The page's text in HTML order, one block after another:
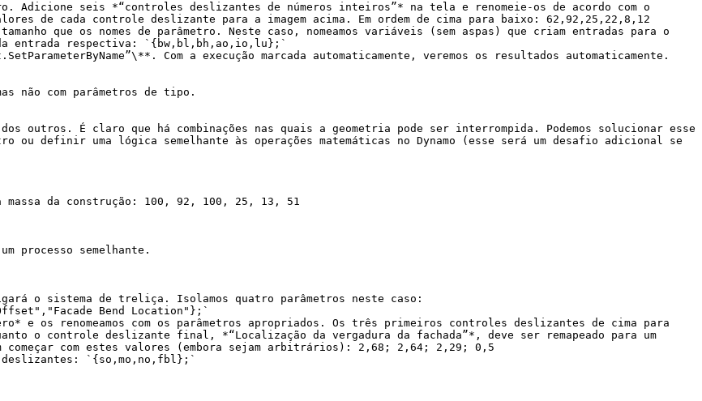
Adicione seis *“controles deslizantes de números inteiros”* na tela e renomeie-os de acordo com o
de cada controle deslizante para a imagem acima. Em ordem de cima para baixo: 62,92,25,22,8,12
que os nomes de parâmetro. Neste caso, nomeamos variáveis (sem aspas) que criam entradas para o
entrada respectiva: `{bw,bl,bh,ao,io,lu};`
Com a execução marcada automaticamente, veremos os resultados automaticamente.
não com parâmetros de tipo.
dos outros. É claro que há combinações nas quais a geometria pode ser interrompida. Podemos solucionar esse
ou definir uma lógica semelhante às operações matemáticas no Dynamo (esse será um desafio adicional se
massa da construção: 100, 92, 100, 25, 13, 51
processo semelhante.
o sistema de treliça. Isolamos quatro parâmetros neste caso:
Bend Location"};`
e os renomeamos com os parâmetros apropriados. Os três primeiros controles deslizantes de cima para
o controle deslizante final, *“Localização da vergadura da fachada”*, deve ser remapeado para um
com estes valores (embora sejam arbitrários): 2,68; 2,64; 2,29; 0,5
deslizantes: `{so,mo,no,fbl};`